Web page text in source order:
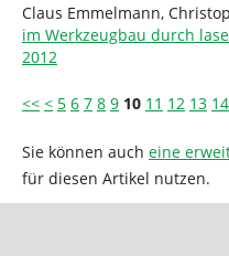
Claus Emmelmann,
im Werkzeugbau durch
2012
<< < 5 6 7 8 9 10 11 12 13 14
Sie können auch eine
für diesen Artikel nutzen.